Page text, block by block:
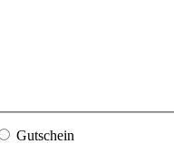
Gutschein